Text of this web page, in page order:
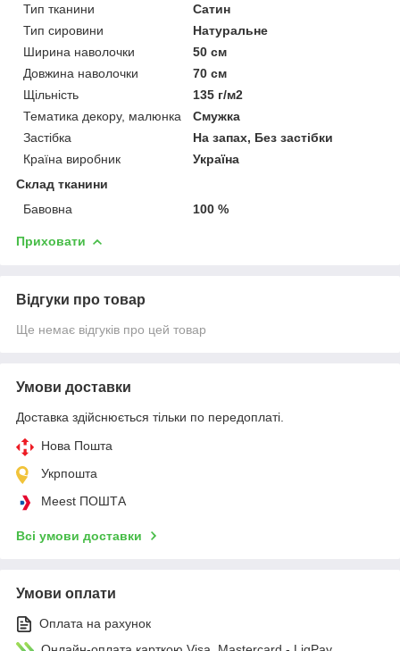
Тип тканини
Сатин
Тип сировини
Натуральне
Ширина наволочки
50 см
Довжина наволочки
70 см
Щільність
135 г/м2
Тематика декору, малюнка
Смужка
Застібка
На запах, Без застібки
Країна виробник
Україна
Склад тканини
Бавовна
100 %
Приховати
Відгуки про товар
Ще немає відгуків про цей товар
Умови доставки
Доставка здійснюється тільки по передоплаті.
Нова Пошта
Укрпошта
Meest ПОШТА
Всі умови доставки
Умови оплати
Оплата на рахунок